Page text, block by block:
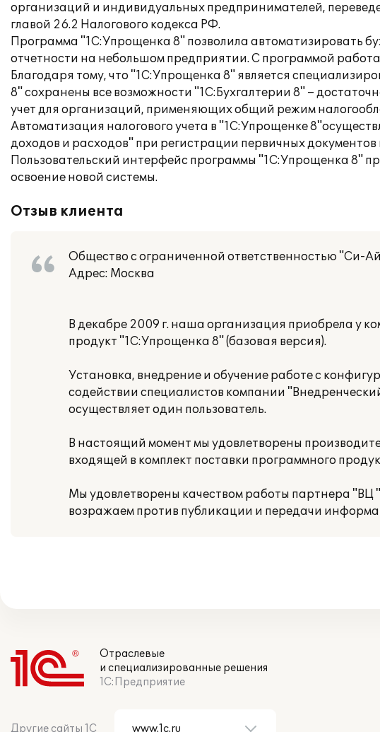
организаций и индивидуальных предпринимателей,
главой 26.2 Налогового кодекса РФ.
Программа "1С:Упрощенка 8" позволила автоматизировать
отчетности на небольшом предприятии. С программой
Благодаря тому, что "1С:Упрощенка 8" является
8" сохранены все возможности "1С:Бухгалтерии 8" –
учет для организаций, применяющих общий режим
Автоматизация налогового учета в "1С:Упрощенке
доходов и расходов" при регистрации первичных
Пользовательский интерфейс программы "1С:Упрощенка 8"
освоение новой системы.
Отзыв клиента
Общество с ограниченной ответственностью "Си-
Адрес: Москва
В декабре 2009 г. наша организация приобрела у
продукт "1С:Упрощенка 8" (базовая версия).
Установка, внедрение и обучение работе с
содействии специалистов компании
осуществляет один пользователь.
В настоящий момент мы удовлетворены
входящей в комплект поставки программного
Мы удовлетворены качеством работы партнера
возражаем против публикации и передачи
Отраслевые
и специализированные решения
1С:Предприятие
Другие сайты 1С